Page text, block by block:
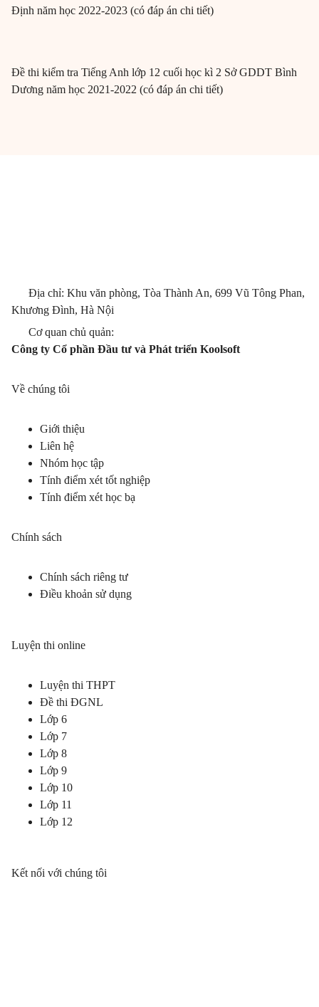
Định năm học 2022-2023 (có đáp án chi tiết)
Đề thi kiểm tra Tiếng Anh lớp 12 cuối học kì 2 Sở GDDT Bình
Dương năm học 2021-2022 (có đáp án chi tiết)
Địa chỉ: Khu văn phòng, Tòa Thành An, 699 Vũ Tông Phan,
Khương Đình, Hà Nội
Cơ quan chủ quản:
Công ty Cổ phần Đầu tư và Phát triển Koolsoft
Về chúng tôi
Giới thiệu
Liên hệ
Nhóm học tập
Tính điểm xét tốt nghiệp
Tính điểm xét học bạ
Chính sách
Chính sách riêng tư
Điều khoản sử dụng
Luyện thi online
Luyện thi THPT
Đề thi ĐGNL
Lớp 6
Lớp 7
Lớp 8
Lớp 9
Lớp 10
Lớp 11
Lớp 12
Kết nối với chúng tôi